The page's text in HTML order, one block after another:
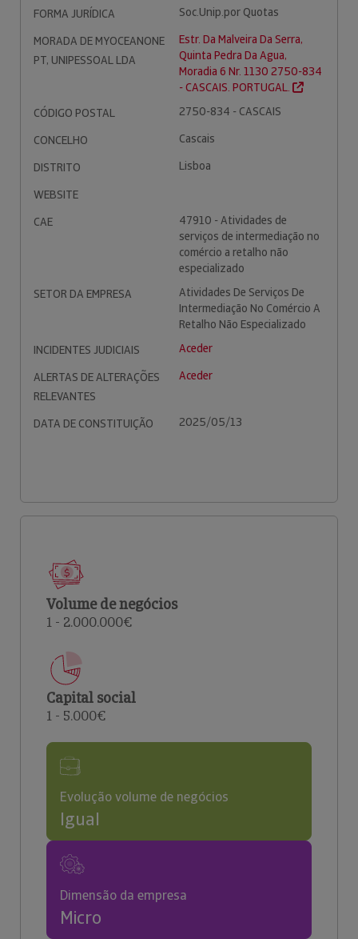
FORMA JURÍDICA
Soc.Unip.por Quotas
MORADA DE MYOCEANONE
PT, UNIPESSOAL LDA
Estr. Da Malveira Da Serra,
Quinta Pedra Da Agua,
Moradia 6 Nr. 1130 2750-834
- CASCAIS. PORTUGAL.
CÓDIGO POSTAL
2750-834 - CASCAIS
CONCELHO
Cascais
DISTRITO
Lisboa
WEBSITE
CAE
47910 - Atividades de
serviços de intermediação no
comércio a retalho não
especializado
SETOR DA EMPRESA
Atividades De Serviços De
Intermediação No Comércio A
Retalho Não Especializado
INCIDENTES JUDICIAIS
Aceder
ALERTAS DE ALTERAÇÕES
RELEVANTES
Aceder
DATA DE CONSTITUIÇÃO 2025/05/13
Volume de negócios
1 - 2.000.000€
Capital social
1 - 5.000€
Evolução volume de negócios
Igual
Dimensão da empresa
Micro